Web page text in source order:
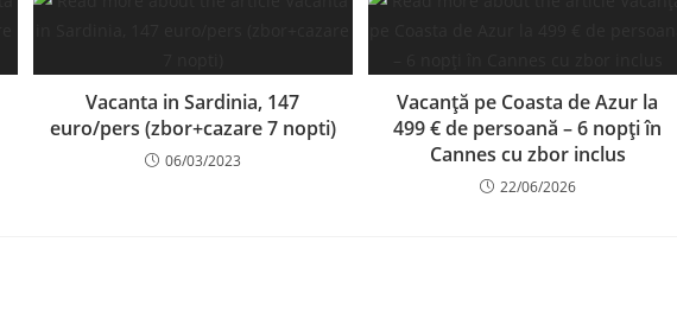
Vacanta in Sardinia, 147
euro/pers (zbor+cazare 7 nopti)
06/03/2023
Vacanță pe Coasta de Azur la
499 € de persoană – 6 nopți în
Cannes cu zbor inclus
22/06/2026